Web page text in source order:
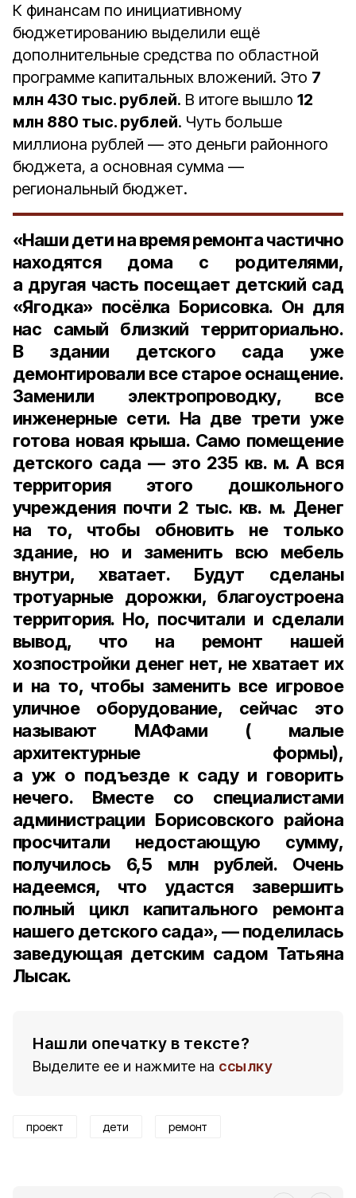
К финансам по инициативному
бюджетированию выделили ещё
дополнительные средства по областной
программе капитальных вложений. Это 7
млн 430 тыс. рублей. В итоге вышло 12
млн 880 тыс. рублей. Чуть больше
миллиона рублей — это деньги районного
бюджета, а основная сумма —
региональный бюджет.
«Наши дети на время ремонта частично
находятся дома с родителями,
а другая часть посещает детский сад
«Ягодка» посёлка Борисовка. Он для
нас самый близкий территориально.
В здании детского сада уже
демонтировали все старое оснащение.
Заменили электропроводку, все
инженерные сети. На две трети уже
готова новая крыша. Само помещение
детского сада — это 235 кв. м. А вся
территория этого дошкольного
учреждения почти 2 тыс. кв. м. Денег
на то, чтобы обновить не только
здание, но и заменить всю мебель
внутри, хватает. Будут сделаны
тротуарные дорожки, благоустроена
территория. Но, посчитали и сделали
вывод, что на ремонт нашей
хозпостройки денег нет, не хватает их
и на то, чтобы заменить все игровое
уличное оборудование, сейчас это
называют МАФами ( малые
архитектурные формы),
а уж о подъезде к саду и говорить
нечего. Вместе со специалистами
администрации Борисовского района
просчитали недостающую сумму,
получилось 6,5 млн рублей. Очень
надеемся, что удастся завершить
полный цикл капитального ремонта
нашего детского сада», — поделилась
заведующая детским садом Татьяна
Лысак.
Нашли опечатку в тексте?
Выделите ее и нажмите на ссылку
проект дети ремонт